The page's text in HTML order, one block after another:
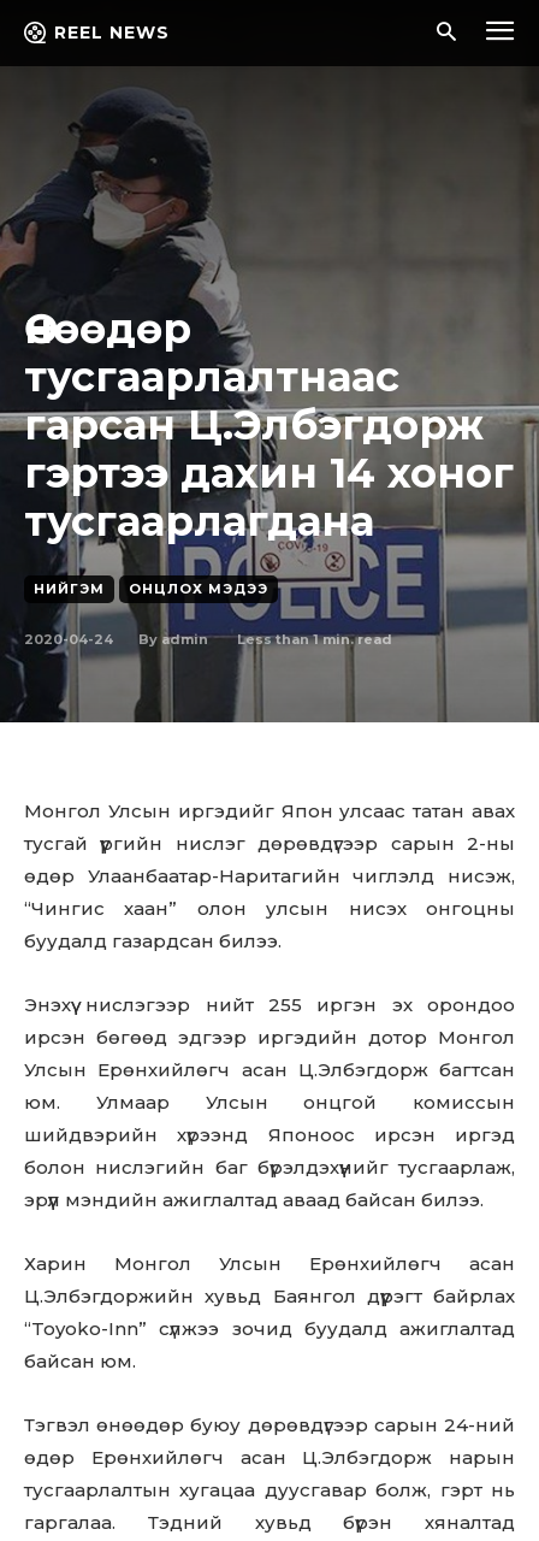
REEL NEWS
Өнөөдөр
тусгаарлалтнаас
гарсан Ц.Элбэгдорж
гэртээ дахин 14 хоног
тусгаарлагдана
НИЙГЭМ ОНЦЛОХ МЭДЭЭ
2020-04-24 By admin Less than 1min. read
Монгол Улсын иргэдийг Япон улсaaс татан авах
тусгай үүргийн нислэг дөрөвдүгээр сарын 2-ны
өдөр Улаанбаатар-Наритагийн чиглэлд нисэж,
“Чингис хaaн” олон улсын нисэх онгоцны
буудалд газардсан билээ.
Энэхүү нислэгээр нийт 255 иргэн эх орондоо
ирсэн бөгөөд эдгээр иргэдийн дотор Монгол
Улсын Ерөнхийлөгч aсaн Ц.Элбэгдорж багтсан
юм. Улмаар Улсын онцгой комиссын
шийдвэрийн хүрээнд Японоос ирсэн иргэд
болон нислэгийн баг бүрэлдэхүүнийг тусгаарлаж,
эрүүл мэндийн ажиглалтад аваад байсан билээ.
Харин Монгол Улсын Ерөнхийлөгч асан
Ц.Элбэгдоржийн хувьд Баянгол дүүрэгт байрлах
“Toyoko-Inn” сүлжээ зочид буудалд ажиглалтад
байсан юм.
Тэгвэл өнөөдөр буюу дөрөвдүгээр сарын 24-ний
өдөр Ерөнхийлөгч aсaн Ц.Элбэгдорж нaрын
тусгaaрлaлтын хугaцaa дуусгавар болж, гэрт нь
гаргалаа. Тэдний хувьд бүрэн хяналтад